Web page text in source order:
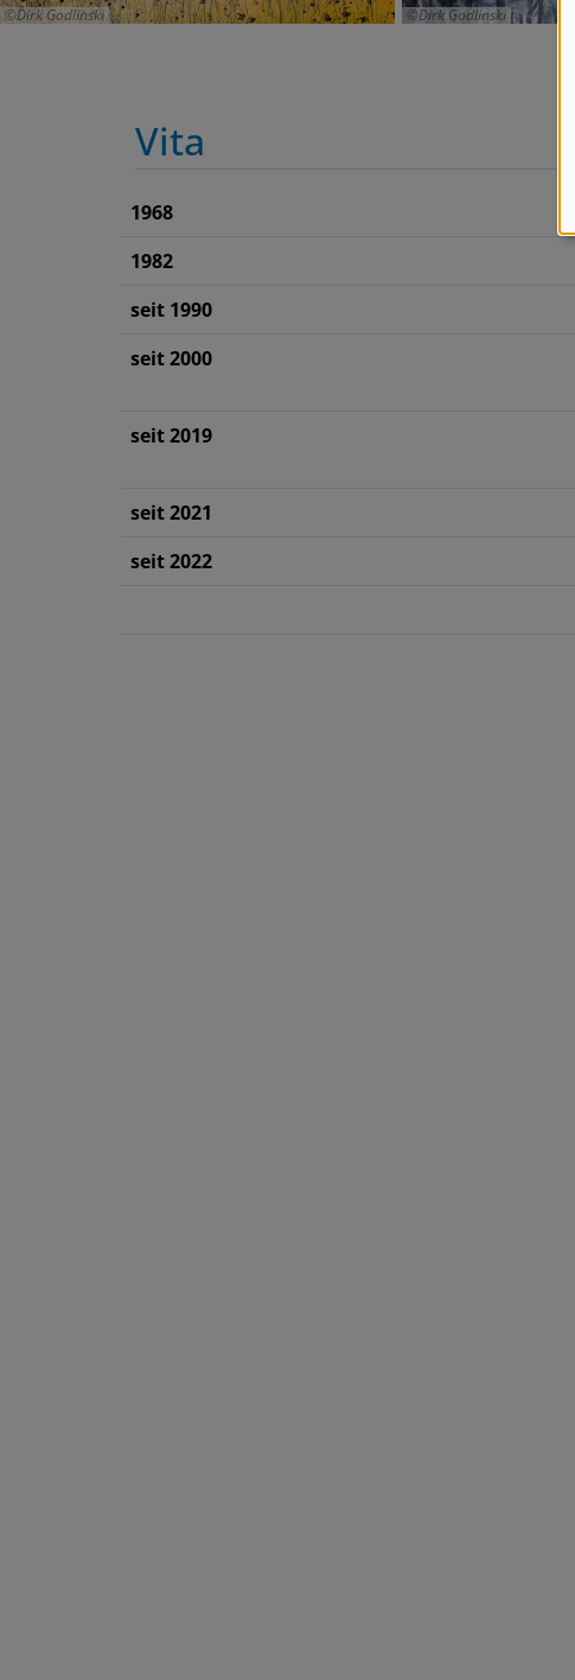
Dirk Godlinski Dirk Godlinski
Vita
1968
1982
seit 1990
seit 2000
seit 2019
seit 2021
seit 2022